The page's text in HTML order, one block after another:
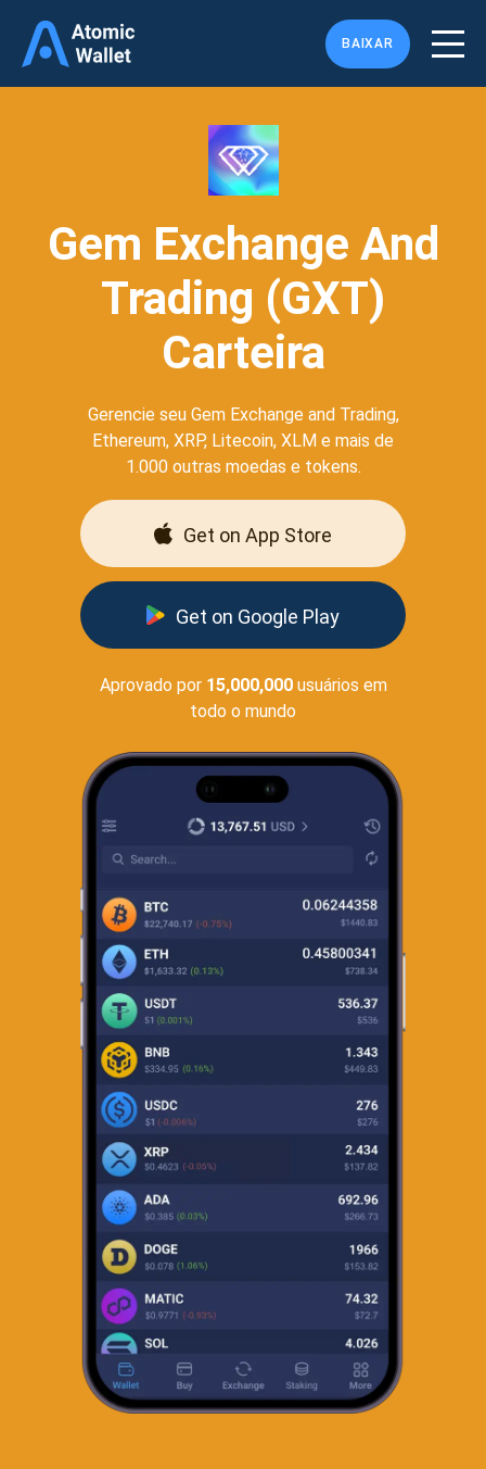
BAIXAR
Gem Exchange And
Trading (GXT)
Carteira
Gerencie seu Gem Exchange and Trading,
Ethereum, XRP, Litecoin, XLM e mais de
1.000 outras moedas e tokens.
Get on App Store
Get on Google Play
Aprovado por 15,000,000usuários em
todo o mundo